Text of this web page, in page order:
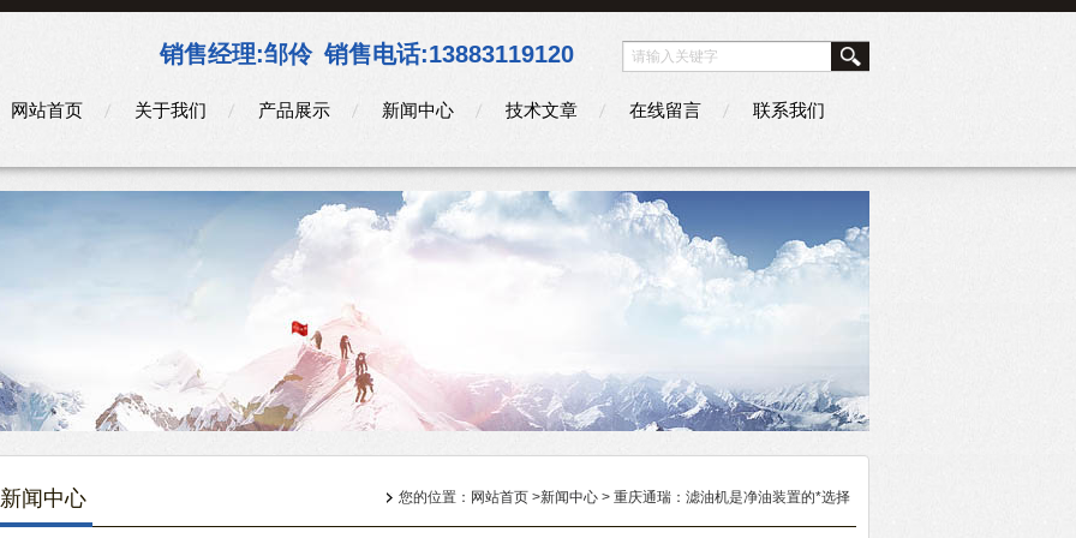
销售经理:邹伶 销售电话:13883119120
网站首页 关于我们 产品展示 新闻中心 技术文章 在线留言 联系我们
新闻中心 您的位置： 网站首页 >新闻中心 > 重庆通瑞：滤油机是净油装置的*选择